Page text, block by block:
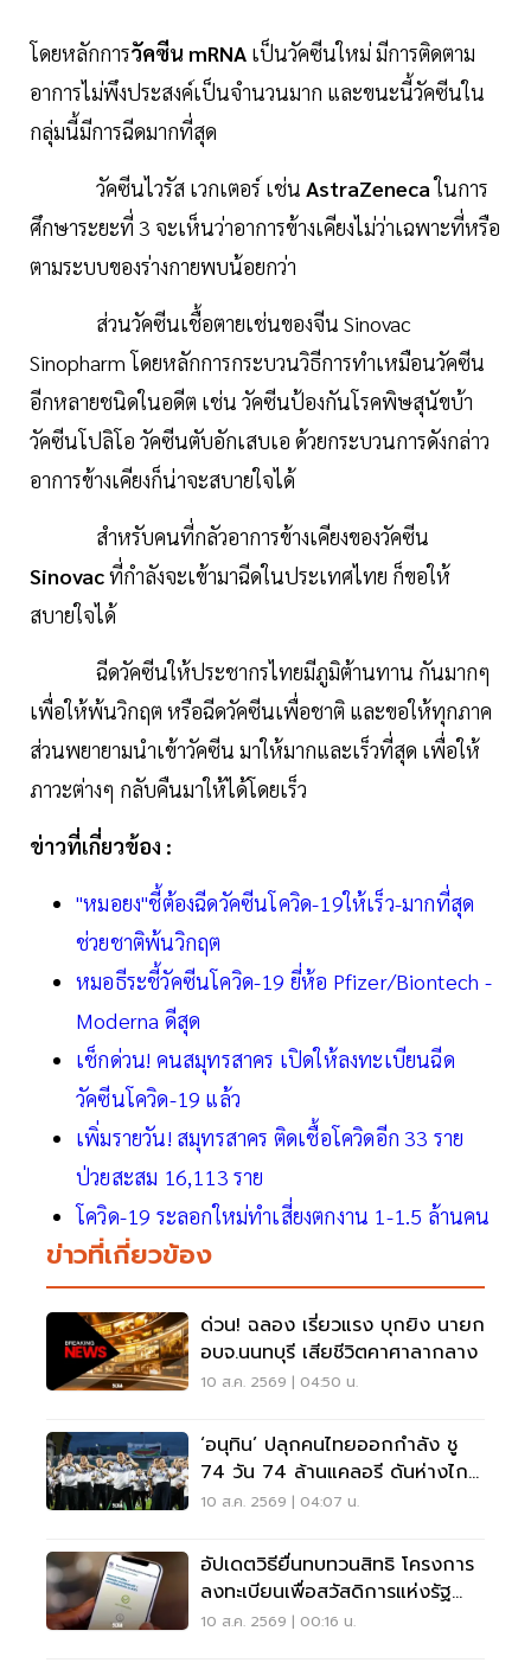
โดยหลักการวัคซีน mRNA เป็นวัคซีนใหม่ มีการติดตาม
อาการไม่พึงประสงค์เป็นจำนวนมาก และขนะนี้วัคซีนใน
กลุ่มนี้มีการฉีดมากที่สุด
วัคซีนไวรัส เวกเตอร์ เช่น AstraZenecaในการ
ศึกษาระยะที่ 3 จะเห็นว่าอาการข้างเคียงไม่ว่าเฉพาะที่หรือ
ตามระบบของร่างกายพบน้อยกว่า
ส่วนวัคซีนเชื้อตายเช่นของจีน Sinovac
Sinopharm โดยหลักการกระบวนวิธีการทำเหมือนวัคซีน
อีกหลายชนิดในอดีต เช่น วัคซีนป้องกันโรคพิษสุนัขบ้า
วัคซีนโปลิโอ วัคซีนตับอักเสบเอ ด้วยกระบวนการดังกล่าว
อาการข้างเคียงก็น่าจะสบายใจได้
สำหรับคนที่กลัวอาการข้างเคียงของวัคซีน
Sinovacที่กำลังจะเข้ามาฉีดในประเทศไทย ก็ขอให้
สบายใจได้
ฉีดวัคซีนให้ประชากรไทยมีภูมิต้านทาน กันมากๆ
เพื่อให้พ้นวิกฤต หรือฉีดวัคซีนเพื่อชาติ และขอให้ทุกภาค
ส่วนพยายามนำเข้าวัคซีน มาให้มากและเร็วที่สุด เพื่อให้
ภาวะต่างๆ กลับคืนมาให้ได้โดยเร็ว
ข่าวที่เกี่ยวข้อง :
"หมอยง"ชี้ต้องฉีดวัคซีนโควิด-19ให้เร็ว-มากที่สุด
ช่วยชาติพ้นวิกฤต
หมอธีระชี้วัคซีนโควิด-19 ยี่ห้อ Pfizer/Biontech -
Moderna ดีสุด
เช็กด่วน! คนสมุทรสาคร เปิดให้ลงทะเบียนฉีด
วัคซีนโควิด-19 แล้ว
เพิ่มรายวัน! สมุทรสาคร ติดเชื้อโควิดอีก 33 ราย
ป่วยสะสม 16,113 ราย
โควิด-19 ระลอกใหม่ทำเสี่ยงตกงาน 1-1.5 ล้านคน
ข่าวที่เกี่ยวข้อง
ด่วน! ฉลอง เรี่ยวแรง บุกยิง นายก
อบจ.นนทบุรี เสียชีวิตคาศาลากลาง
10 ส.ค. 2569 | 04:50 น.
‘อนุทิน’ ปลุกคนไทยออกกำลัง ชู
74 วัน 74 ล้านแคลอรี ดันห่างไกล
NCDs
10 ส.ค. 2569 | 04:07 น.
อัปเดตวิธียื่นทบทวนสิทธิ โครงการ
ลงทะเบียนเพื่อสวัสดิการแห่งรัฐ
2569 เช็คที่นี่
10 ส.ค. 2569 | 00:16 น.